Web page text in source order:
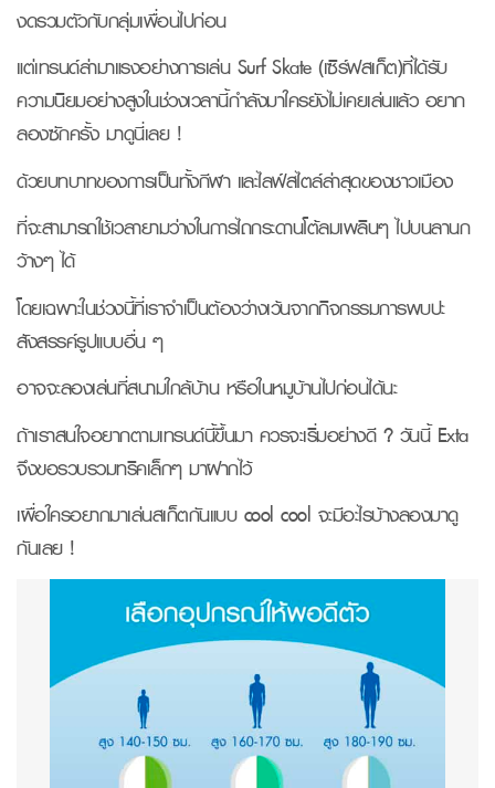
งดรวมตัวกับกลุ่มเพื่อนไปก่อน
แต่เทรนด์ล่ามาแรงอย่างการเล่น Surf Skate (เซิร์ฟสเก็ต)ที่ได้รับ
ความนิยมอย่างสูงในช่วงเวลานี้กำลังมาใครยังไม่เคยเล่นแล้ว อยาก
ลองซักครั้ง มาดูนี่เลย !
ด้วยบทบาทของการเป็นทั้งกีฬา และไลฟ์สไตล์ล่าสุดของชาวเมือง
ที่จะสามารถใช้เวลายามว่างในการไถกระดานโต้ลมเพลินๆ ไปบนลานก
ว้างๆ ได้
โดยเฉพาะในช่วงนี้ที่เราจำเป็นต้องว่างเว้นจากกิจกรรมการพบปะ
สังสรรค์รูปแบบอื่น ๆ
อาจจะลองเล่นที่สนามใกล้บ้าน หรือในหมูบ้านไปก่อนได้นะ
ถ้าเราสนใจอยากตามเทรนด์นี้ขึ้นมา ควรจะเริ่มอย่างดี ? วันนี้ Exta
จึงขอรวบรวมทริคเล็กๆ มาฝากไว้
เผื่อใครอยากมาเล่นสเก็ตกันแบบ cool cool จะมีอะไรบ้างลองมาดู
กันเลย !